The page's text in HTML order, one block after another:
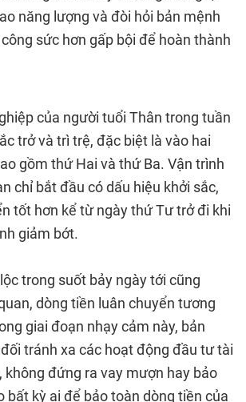
năng lượng và đòi hỏi bản mệnh
sức hơn gấp bội để hoàn thành
của người tuổi Thân trong tuần
trở và trì trệ, đặc biệt là vào hai
gồm thứ Hai và thứ Ba. Vận trình
chỉ bắt đầu có dấu hiệu khởi sắc,
tốt hơn kể từ ngày thứ Tư trở đi khi
giảm bớt.
trong suốt bảy ngày tới cũng
dòng tiền luân chuyển tương
giai đoạn nhạy cảm này, bản
tránh xa các hoạt động đầu tư tài
không đứng ra vay mượn hay bảo
bất kỳ ai để bảo toàn dòng tiền của